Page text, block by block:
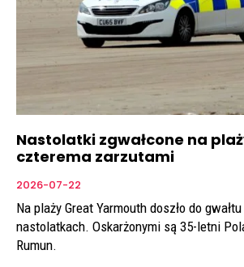
Nastolatki zgwałcone na
czterema zarzutami
2026-07-22
Na plaży Great Yarmouth doszło do
nastolatkach. Oskarżonymi są 35-letni
Rumun.